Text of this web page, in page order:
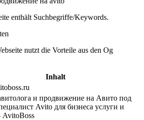
enthält Suchbegriffe/Keywords.
nutzt die Vorteile aus den Og
Inhalt
и продвижение на Авито под
Avito для бизнеса услуги и
AvitoBoss